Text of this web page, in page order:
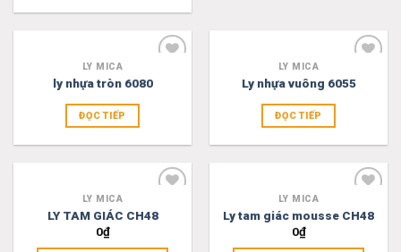
LY MICA
ly nhựa tròn 6080
ĐỌC TIẾP
to
LY MICA
Ly nhựa vuông 6055
ĐỌC TIẾP
to
LY MICA
LY TAM GIÁC CH48
0₫
to
LY MICA
Ly tam giác mousse CH48
0₫